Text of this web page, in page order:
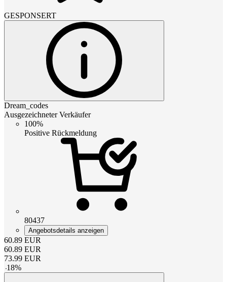
GESPONSERT
Dream_codes
Ausgezeichneter Verkäufer
100%
Positive Rückmeldung
80437
Angebotsdetails anzeigen
60.89 EUR
60.89 EUR
73.99 EUR
-18%